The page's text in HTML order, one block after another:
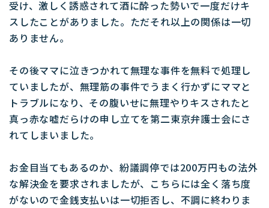
受け、激しく誘惑されて酒に酔った勢いで一度だけキ
スしたことがありました。ただそれ以上の関係は一切
ありません。
その後ママに泣きつかれて無理な事件を無料で処理し
ていましたが、無理筋の事件でうまく行かずにママと
トラブルになり、その腹いせに無理やりキスされたと
真っ赤な嘘だらけの申し立てを第二東京弁護士会にさ
れてしまいました。
お金目当てもあるのか、紛議調停では200万円もの法外
な解決金を要求されましたが、こちらには全く落ち度
がないので金銭支払いは一切拒否し、不調に終わりま